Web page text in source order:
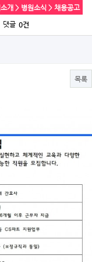
개 > 병원소식 > 채용공고
댓글 0건
목록